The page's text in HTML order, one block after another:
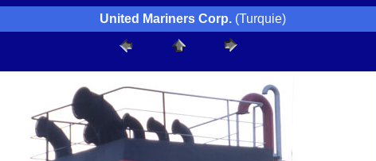
United Mariners Corp. (Turquie)